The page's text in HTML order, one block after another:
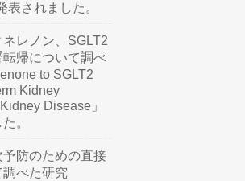
されました。
レノン、SGLT2
帰について調べ
to SGLT2
Kidney
Disease」
。
防のための直接
べた研究